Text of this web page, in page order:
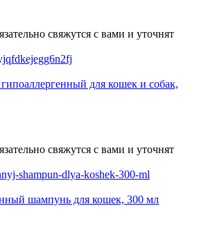
свяжутся с вами и уточнят
для кошек и собак,
свяжутся с вами и уточнят
шампунь для кошек, 300 мл